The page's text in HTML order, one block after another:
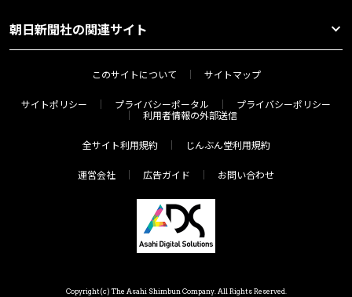
朝日新聞社の関連サイト
このサイトについて サイトマップ
サイトポリシー プライバシーポータル
プライバシーポリシー
利用者情報の外部送信
全サイト利用規約 じんぶん堂利用規約
運営会社 広告ガイド お問い合わせ
Copyright(c) The Asahi Shimbun Company. All Rights Reserved.